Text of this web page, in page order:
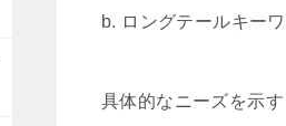
b. ロングテールキー
具体的なニーズを示